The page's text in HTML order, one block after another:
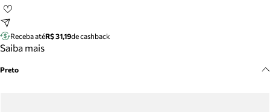
Tênis
Mule
Receba atéR$ 31,19de cashback
Saiba mais
Preto